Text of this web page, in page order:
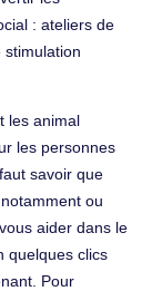
: ateliers de
stimulation
les animal
les personnes
savoir que
ou
aider dans le
quelques clics
Pour